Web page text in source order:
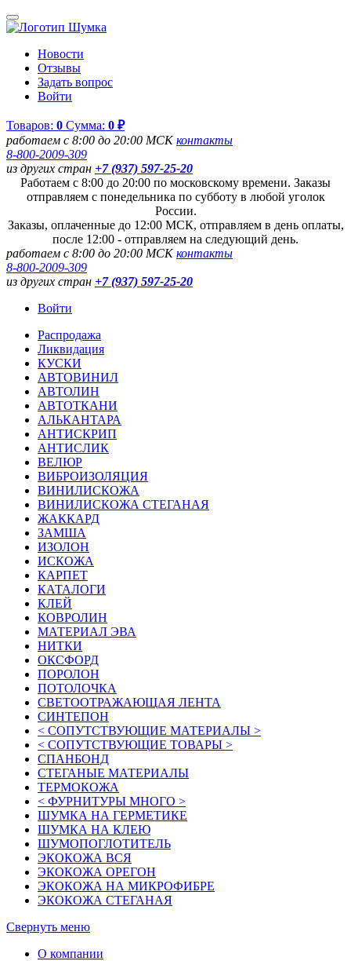
Новости
Отзывы
Задать вопрос
Войти
Товаров: 0 Сумма: 0 ₽
работаем с 8:00 до 20:00 МСКконтакты
8-800-2009-309
из других стран +7 (937) 597-25-20
Работаем с 8:00 до 20:00 по московскому времени. Заказы
отправляем с понедельника по субботу в любой уголок
России.
Заказы, оплаченные до 12:00 МСК, отправляем в день оплаты,
после 12:00 - отправляем на следующий день.
работаем с 8:00 до 20:00 МСКконтакты
8-800-2009-309
из других стран +7 (937) 597-25-20
Войти
Распродажа
Ликвидация
КУСКИ
АВТОВИНИЛ
АВТОЛИН
АВТОТКАНИ
АЛЬКАНТАРА
АНТИСКРИП
АНТИСЛИК
ВЕЛЮР
ВИБРОИЗОЛЯЦИЯ
ВИНИЛИСКОЖА
ВИНИЛИСКОЖА СТЕГАНАЯ
ЖАККАРД
ЗАМША
ИЗОЛОН
ИСКОЖА
КАРПЕТ
КАТАЛОГИ
КЛЕЙ
КОВРОЛИН
МАТЕРИАЛ ЭВА
НИТКИ
ОКСФОРД
ПОРОЛОН
ПОТОЛОЧКА
СВЕТООТРАЖАЮЩАЯ ЛЕНТА
СИНТЕПОН
< СОПУТСТВУЮЩИЕ МАТЕРИАЛЫ >
< СОПУТСТВУЮЩИЕ ТОВАРЫ >
СПАНБОНД
СТЕГАНЫЕ МАТЕРИАЛЫ
ТЕРМОКОЖА
< ФУРНИТУРЫ МНОГО >
ШУМКА НА ГЕРМЕТИКЕ
ШУМКА НА КЛЕЮ
ШУМОПОГЛОТИТЕЛЬ
ЭКОКОЖА ВСЯ
ЭКОКОЖА ОРЕГОН
ЭКОКОЖА НА МИКРОФИБРЕ
ЭКОКОЖА СТЕГАНАЯ
Свернуть меню
О компании